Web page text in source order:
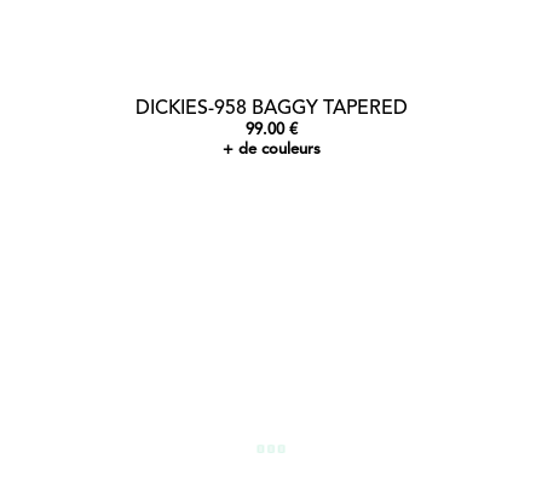
DICKIES-958 BAGGY TAPERED
99.00 €
+ de couleurs